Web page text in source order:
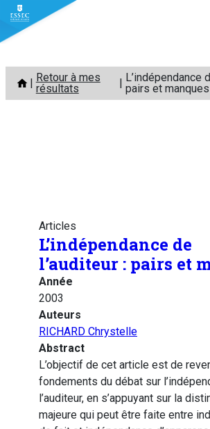
Aller
contenu
Retour à mes
résultats
L’indépendance
pairs et manques
Articles
L’indépendance de
l’auditeur : pairs et
Année
2003
Auteurs
RICHARD Chrystelle
Abstract
L’objectif de cet article est de
fondements du débat sur
l’auditeur, en s’appuyant sur la
majeure qui peut être faite entre